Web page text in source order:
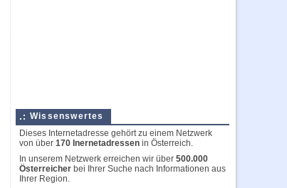
Wissenswertes
Dieses Internetadresse gehört zu einem Netzwerk
von über 170 Inernetadressen in Österreich.
In unserem Netzwerk erreichen wir über 500.000
Österreicher bei Ihrer Suche nach Informationen aus
Ihrer Region.